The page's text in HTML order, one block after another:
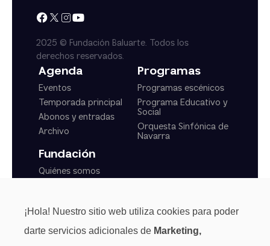
2025 © Fundación Baluarte. Todos los
derechos reservados.
Agenda
Eventos
Temporada principal
Abonos y entradas
Archivo
Programas
Programas escénicos
Programa Educativo y
Social
Orquesta Sinfónica de
Navarra
Fundación
Quiénes somos
Normas generales
¡Hola! Nuestro sitio web utiliza cookies para poder
darte servicios adicionales de Marketing,